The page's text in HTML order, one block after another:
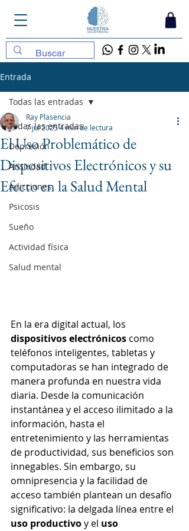
Entrada
Todas las entradas
Depresión
Ansiedad
Adicciones
Psicosis
Sueño
Actividad física
Salud mental
Todas las entradas
El Uso Problemático de
Dispositivos Electrónicos y su
Efecto en la Salud Mental
Ray Plasencia
7 jul 20254 min de lectura
En la era digital actual, los
dispositivos electrónicos como
teléfonos inteligentes, tabletas y
computadoras se han integrado de
manera profunda en nuestra vida
diaria. Desde la comunicación
instantánea y el acceso ilimitado a la
información, hasta el
entretenimiento y las herramientas
de productividad, sus beneficios son
innegables. Sin embargo, su
omnipresencia y la facilidad de
acceso también plantean un desafío
significativo: la delgada línea entre el
uso productivo y el uso